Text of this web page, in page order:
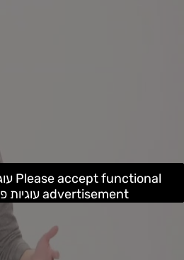
advertisement עוגיות פרסום ושיווק cookies to access this content